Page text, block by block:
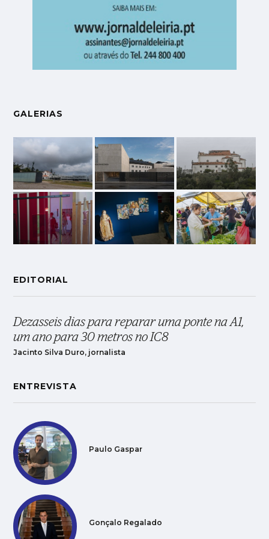
GALERIAS
EDITORIAL
Dezasseis dias para reparar uma ponte na A1,
um ano para 30 metros no IC8
Jacinto Silva Duro, jornalista
ENTREVISTA
Paulo Gaspar
Gonçalo Regalado